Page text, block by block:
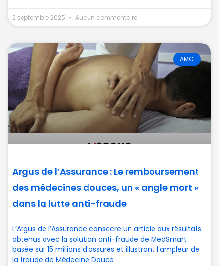
2 septembre 2025 Aucun commentaire
AMC
Argus de l’Assurance : Le remboursement
des médecines douces, un « angle mort »
dans la lutte anti-fraude
L’Argus de l’Assurance consacre un article aux résultats
obtenus avec la solution anti-fraude de MedSmart
basée sur 15 millions d’assurés et illustrant l’ampleur de
la fraude de Médecine Douce